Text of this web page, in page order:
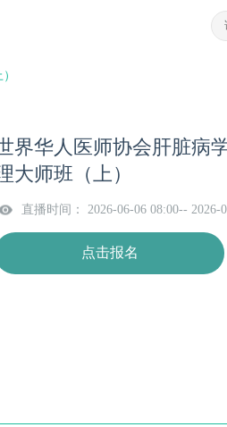
界华人医师协会肝脏病
大师班（上）
直播时间： 2026-06-06 08:00-- 2026-
点击报名